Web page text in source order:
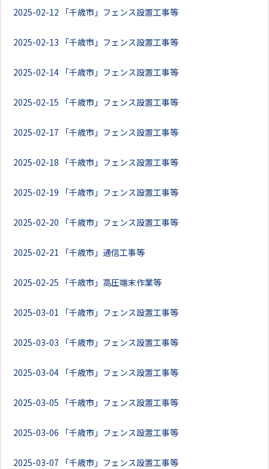
2025-02-12 「千歳市」フェンス設置工事等
2025-02-13 「千歳市」フェンス設置工事等
2025-02-14 「千歳市」フェンス設置工事等
2025-02-15 「千歳市」フェンス設置工事等
2025-02-17 「千歳市」フェンス設置工事等
2025-02-18 「千歳市」フェンス設置工事等
2025-02-19 「千歳市」フェンス設置工事等
2025-02-20 「千歳市」フェンス設置工事等
2025-02-21 「千歳市」通信工事等
2025-02-25 「千歳市」高圧端末作業等
2025-03-01 「千歳市」フェンス設置工事等
2025-03-03 「千歳市」フェンス設置工事等
2025-03-04 「千歳市」フェンス設置工事等
2025-03-05 「千歳市」フェンス設置工事等
2025-03-06 「千歳市」フェンス設置工事等
2025-03-07 「千歳市」フェンス設置工事等